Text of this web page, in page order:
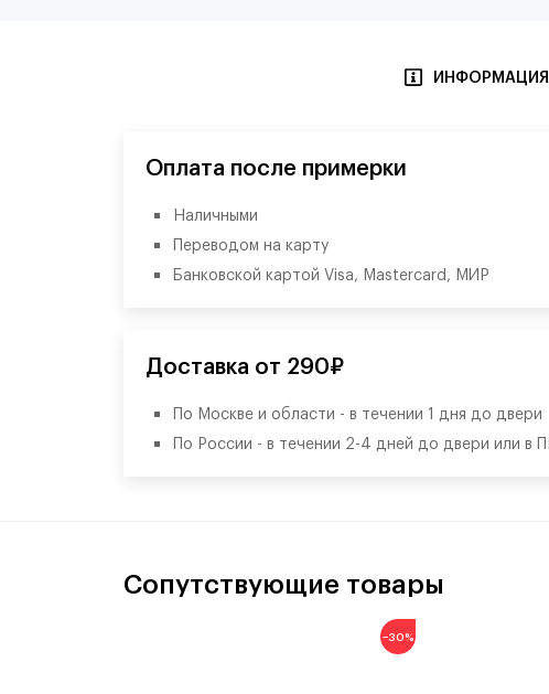
ИНФОРМАЦИЯ
Оплата после примерки
Наличными
Переводом на карту
Банковской картой Visa, Mastercard, МИР
Доставка от 290₽
По Москве и области - в течении 1 дня до двери
По России - в течении 2-4 дней до двери или в
Сопутствующие товары
−30%